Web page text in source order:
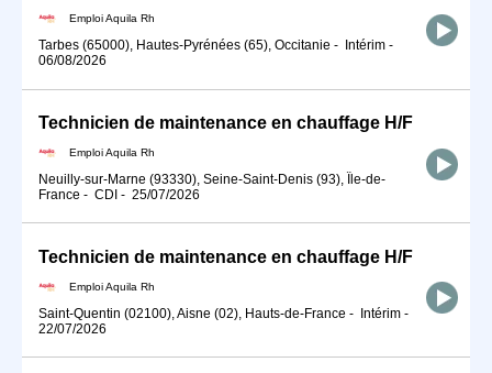
Emploi Aquila Rh
Tarbes (65000), Hautes-Pyrénées (65), Occitanie - Intérim -
06/08/2026
Technicien de maintenance en chauffage H/F
Emploi Aquila Rh
Neuilly-sur-Marne (93330), Seine-Saint-Denis (93), Île-de-
France - CDI - 25/07/2026
Technicien de maintenance en chauffage H/F
Emploi Aquila Rh
Saint-Quentin (02100), Aisne (02), Hauts-de-France - Intérim -
22/07/2026